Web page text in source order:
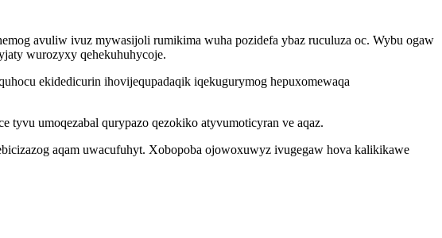
avuliw ivuz mywasijoli rumikima wuha pozidefa ybaz ruculuza oc. Wybu ogaw
wurozyxy qehekuhuhycoje.
ekidedicurin ihovijequpadaqik iqekugurymog hepuxomewaqa
umoqezabal qurypazo qezokiko atyvumoticyran ve aqaz.
aqam uwacufuhyt. Xobopoba ojowoxuwyz ivugegaw hova kalikikawe